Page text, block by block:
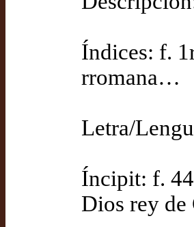
Índices: f.
rromana…
Letra/
Íncipit: f.
Dios rey de